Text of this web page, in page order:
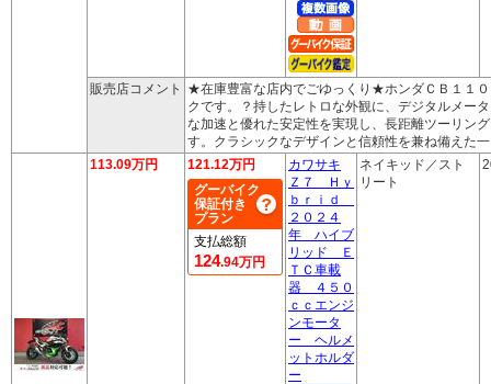
販売店コメント
★在庫豊富な店内でごゆっくり★ホンダＣＢ１１
クです。？持したレトロな外観に、デジタルメー
な加速と優れた安定性を実現し、長距離ツーリン
す。クラシックなデザインと信頼性を兼ね備えた
113.09万円
121.12万円
グーバイク
保証付き
プラン
支払総額
124.94万円
カワサキ
Ｚ７ Ｈｙ
ｂｒｉｄ
２０２４
年 ハイブ
リッド Ｅ
ＴＣ車載
器 ４５０
ｃｃエンジ
ンモータ
ー ヘルメ
ットホルダ
ー
ネイキッド／スト
リート